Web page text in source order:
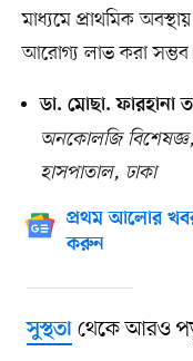
মাধ্যমে প্রাথমিক
আরোগ্য লাভ করা সম্ভব।
ডা. মোছা. ফারহানা
অনকোলজি বিশেষজ্ঞ,
হাসপাতাল, ঢাকা
প্রথম আলোর
করুন
সুস্থতাথেকে আরও